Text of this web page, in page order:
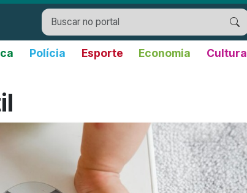
Polícia Esporte Economia Cultura